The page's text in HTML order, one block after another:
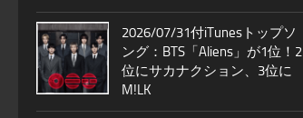
2026/07/31付iTunesトップソ
ング：BTS「Aliens」が1位！2
位にサカナクション、3位に
M!LK